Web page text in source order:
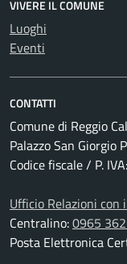
VIVERE IL COMUNE
Luoghi
Eventi
CONTATTI
Comune di Reggio
Palazzo San Giorgio
Codice fiscale / P.
Ufficio Relazioni con
Centralino:0965
Posta Elettronica